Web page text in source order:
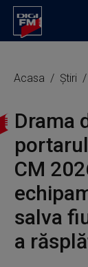
Acasa Știri
Drama
CM
salva
a